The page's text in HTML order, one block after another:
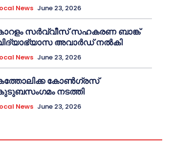
News June 23, 2026
സർവ്വീസ് സഹകരണ ബാങ്ക്
അവാർഡ് നൽകി
News June 23, 2026
കോൺഗ്രസ്
നടത്തി
News June 23, 2026